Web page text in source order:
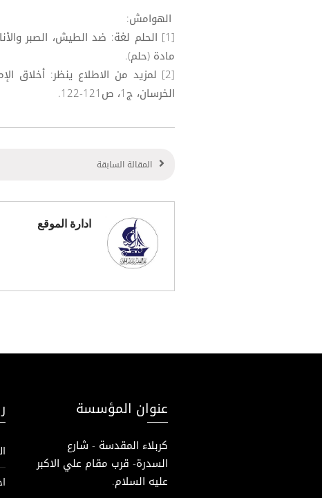
الهوامش:
مادة (حلم).
[2] لمزيد من الاطلاع ينظر:
الخرسان، ج1، ص121-122.
المقالة السابقة
ادارة الموقع
عنوان المؤسسة
كربلاء المقدسة - شارع
السدرة- قرب مقام علي الاكبر
عليه السلام.